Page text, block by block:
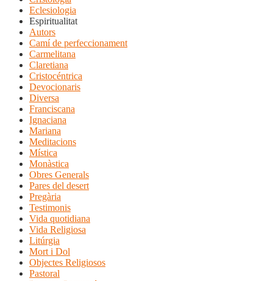
Eclesiologia
Espiritualitat
Autors
Camí de perfeccionament
Carmelitana
Claretiana
Cristocéntrica
Devocionaris
Diversa
Franciscana
Ignaciana
Mariana
Meditacions
Mística
Monàstica
Obres Generals
Pares del desert
Pregària
Testimonis
Vida quotidiana
Vida Religiosa
Litúrgia
Mort i Dol
Objectes Religiosos
Pastoral